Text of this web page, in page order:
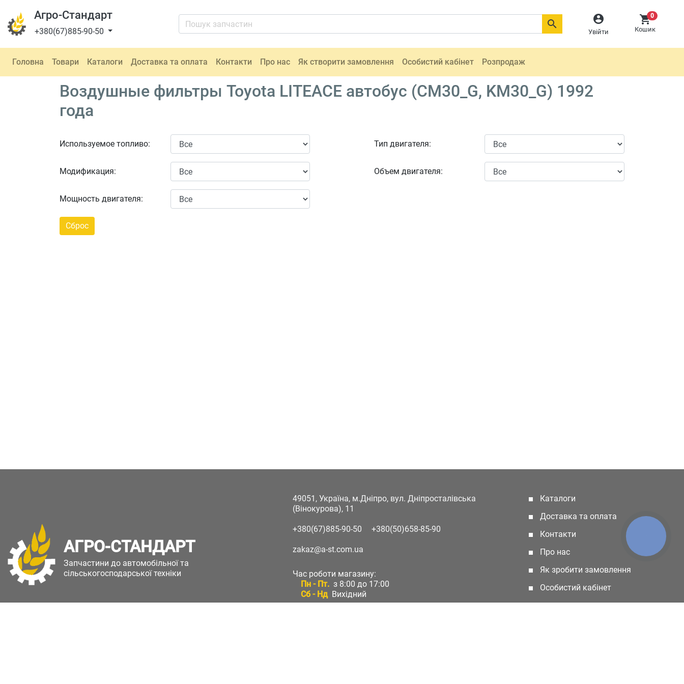
Агро-Стандарт
+380(67)885-90-50

Увійти
0
Кошик

Головна Товари Каталоги Доставка та оплата Контакти Про нас Як створити замовлення Особистий кабінет Розпродаж
Воздушные фильтры Toyota LITEACE автобус (CM30_G, KM30_G) 1992
года
Используемое топливо:
Модификация:
Мощность двигателя:
Тип двигателя:
Объем двигателя:
АГРО-СТАНДАРТ
Запчастини до автомобільної та
сільськогосподарської техніки
49051, Україна, м.Дніпро, вул. Дніпросталівська
(Вінокурова), 11
+380(67)885-90-50 +380(50)658-85-90
zakaz@a-st.com.ua
Час роботи магазину:
Пн - Пт. з 8:00 до 17:00
Сб - Нд Вихідний
Каталоги
Доставка та оплата
Контакти
Про нас
Як зробити замовлення
Особистий кабінет